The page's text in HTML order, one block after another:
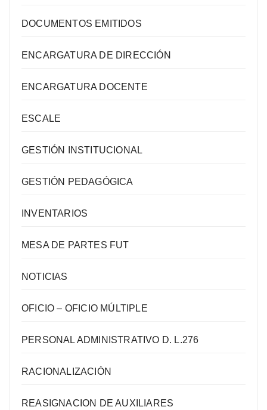
DOCUMENTOS EMITIDOS
ENCARGATURA DE DIRECCIÓN
ENCARGATURA DOCENTE
ESCALE
GESTIÓN INSTITUCIONAL
GESTIÓN PEDAGÓGICA
INVENTARIOS
MESA DE PARTES FUT
NOTICIAS
OFICIO – OFICIO MÚLTIPLE
PERSONAL ADMINISTRATIVO D. L.276
RACIONALIZACIÓN
REASIGNACION DE AUXILIARES